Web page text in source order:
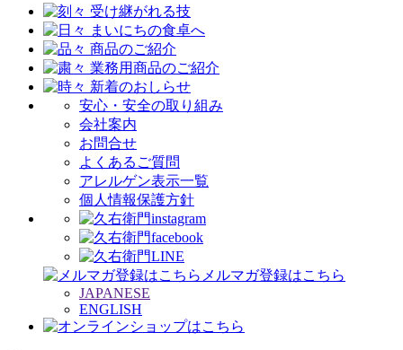
安心・安全の取り組み
会社案内
お問合せ
よくあるご質問
アレルゲン表示一覧
個人情報保護方針
メルマガ登録はこちら
JAPANESE
ENGLISH